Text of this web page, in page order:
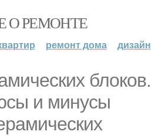
О РЕМОНТЕ
ремонт дома дизайн
блоков.
и минусы